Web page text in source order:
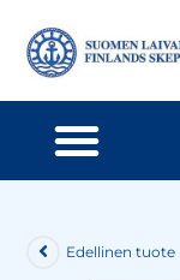
Edellinen tuote